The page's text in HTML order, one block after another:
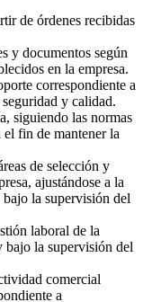
de órdenes recibidas
y documentos según
en la empresa.
correspondiente a
y calidad.
siguiendo las normas
fin de mantener la
de selección y
ajustándose a la
la supervisión del
laboral de la
bajo la supervisión del
comercial
a